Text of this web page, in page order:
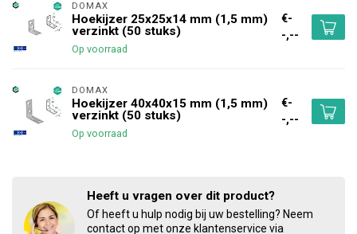
DOMAX
Hoekijzer 25x25x14 mm (1,5 mm)
verzinkt (50 stuks)
Op voorraad
€-
-,--
DOMAX
Hoekijzer 40x40x15 mm (1,5 mm)
verzinkt (50 stuks)
Op voorraad
€-
-,--
Heeft u vragen over dit product?
Of heeft u hulp nodig bij uw bestelling? Neem
contact op met onze klantenservice via